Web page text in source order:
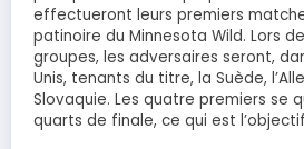
effectueront leurs premiers
patinoire du Minnesota Wild. Lors
groupes, les adversaires seront,
Unis, tenants du titre, la Suède,
Slovaquie. Les quatre premiers se
quarts de finale, ce qui est